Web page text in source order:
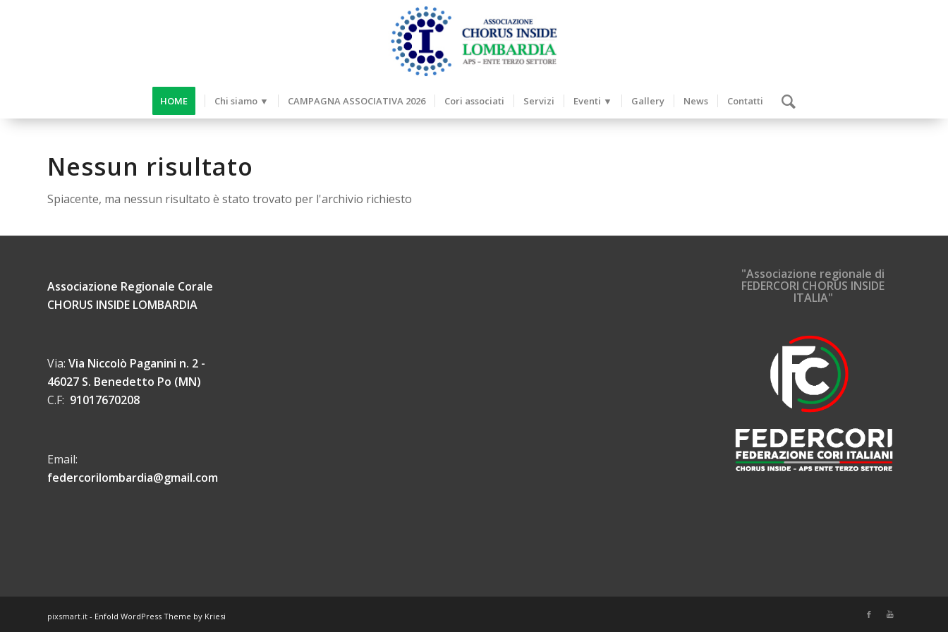
HOME Chi siamo ▼ CAMPAGNA ASSOCIATIVA 2026 Cori associati Servizi Eventi ▼ Gallery News Contatti
Nessun risultato
Spiacente, ma nessun risultato è stato trovato per l'archivio richiesto
Associazione Regionale Corale
CHORUS INSIDE LOMBARDIA
Via: Via Niccolò Paganini n. 2 -
46027 S. Benedetto Po (MN)
C.F: 91017670208
Email:
federcorilombardia@gmail.com
"Associazione regionale di
FEDERCORI CHORUS INSIDE
ITALIA"
pixsmart.it - Enfold WordPress Theme by Kriesi